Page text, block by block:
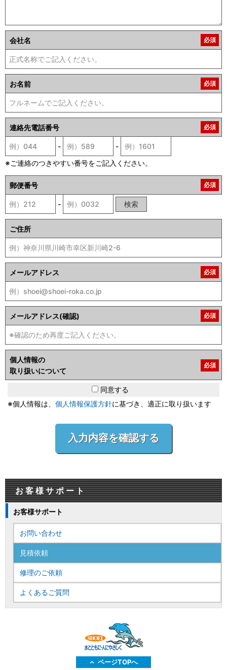
会社名 必須
お名前 必須
連絡先電話番号 必須
-
-
※ご連絡のつきやすい番号をご記入ください。
郵便番号 必須
-
ご住所
メールアドレス 必須
メールアドレス(確認) 必須
個人情報の
取り扱いについて
必須
同意する
※個人情報は、 個人情報保護方針に基づき、適正に取り扱います
お客様サポート
お客様サポート
お問い合わせ
見積依頼
修理のご依頼
よくあるご質問
ページTOPへ